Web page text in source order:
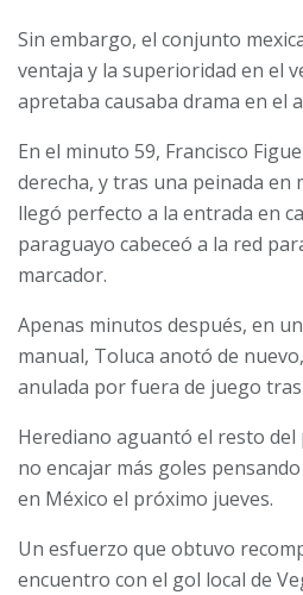
Sin embargo, el conjunto
ventaja y la superioridad en el
apretaba causaba drama en el
En el minuto 59, Francisco
derecha, y tras una peinada en
llegó perfecto a la entrada en
paraguayo cabeceó a la red
marcador.
Apenas minutos después, en
manual, Toluca anotó de
anulada por fuera de juego tras
Herediano aguantó el resto del
no encajar más goles
en México el próximo jueves.
Un esfuerzo que obtuvo
encuentro con el gol local de